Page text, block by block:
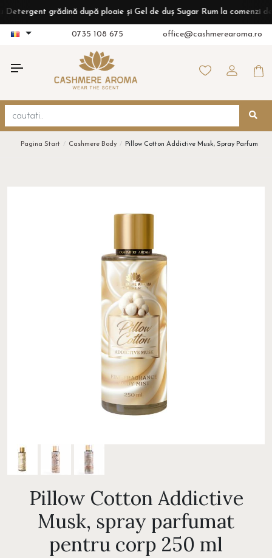
grădină după ploaie și Gel de duș Sugar Rum la comenzi de
0735 108 675 office@cashmerearoma.ro
Pagina Start Cashmere Body Pillow Cotton Addictive Musk, Spray Parfumat
Pillow Cotton Addictive
Musk, spray parfumat
pentru corp 250 ml